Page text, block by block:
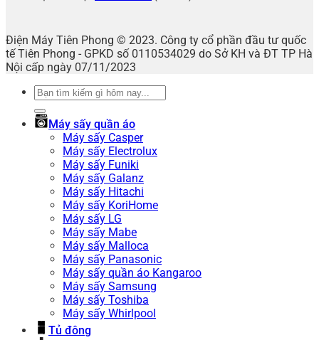
Điện Máy Tiên Phong © 2023. Công ty cổ phần đầu tư quốc
tế Tiên Phong - GPKD số 0110534029 do Sở KH và ĐT TP Hà
Nội cấp ngày 07/11/2023
Tìm
Máy sấy quần áo
Máy sấy Casper
Máy sấy Electrolux
Máy sấy Funiki
Máy sấy Galanz
Máy sấy Hitachi
Máy sấy KoriHome
Máy sấy LG
Máy sấy Mabe
Máy sấy Malloca
Máy sấy Panasonic
Máy sấy quần áo Kangaroo
Máy sấy Samsung
Máy sấy Toshiba
Máy sấy Whirlpool
Tủ đông